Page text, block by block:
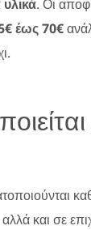
. Οι
έως 70€
και σε